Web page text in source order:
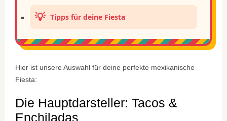
💡 Tipps für deine Fiesta
Hier ist unsere Auswahl für deine perfekte mexikanische
Fiesta:
Die Hauptdarsteller: Tacos &
Enchiladas